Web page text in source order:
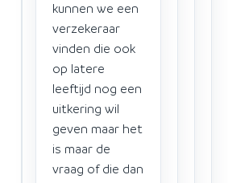
kunnen we een
verzekeraar
vinden die ook
op latere
leeftijd nog een
uitkering wil
geven maar het
is maar de
vraag of die dan